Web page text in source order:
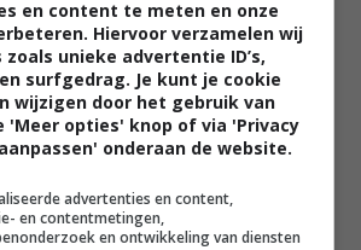
per stuk. Dus ik heb altijd
Ik wil er gewoon zeker van
zeker bij wisselende
Freya maar zover krijgen
Want ik maak me echt
en content te meten en onze
Hiervoor verzamelen wij
zoals unieke advertentie ID’s,
surfgedrag. Je kunt je cookie
wijzigen door het gebruik van
'Meer opties' knop of via 'Privacy
onderaan de website.
advertenties en content,
en contentmetingen,
en ontwikkeling van diensten